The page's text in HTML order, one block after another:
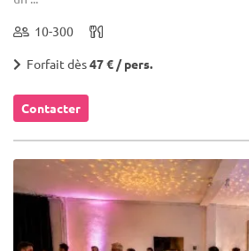
10-300
Forfait dès47 € / pers.
Contacter